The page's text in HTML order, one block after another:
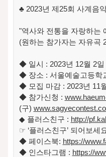
♣ 2023년 제25회 사계음
"역사와 전통을 자랑하는
(원하는 참가자는 자유곡
◆ 일시 : 2023년 12월 2일
◆ 장소 : 서울예술고등학
◆ 모집 마감 : 2023년 11
◆ 참가신청 :
(구)
◆ 플러스친구 : http://
☞ ‘플러스친구’ 되어보세
◆ 페이스북: https://
◆ 인스타그램 : https://